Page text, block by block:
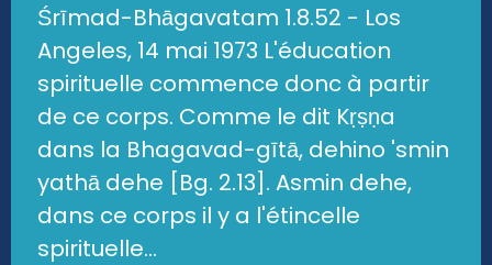
Śrīmad-Bhāgavatam 1.8.52 - Los
Angeles, 14 mai 1973 L'éducation
spirituelle commence donc à partir
de ce corps. Comme le dit Kṛṣṇa
dans la Bhagavad-gītā, dehino 'smin
yathā dehe [Bg. 2.13]. Asmin dehe,
dans ce corps il y a l'étincelle
spirituelle...